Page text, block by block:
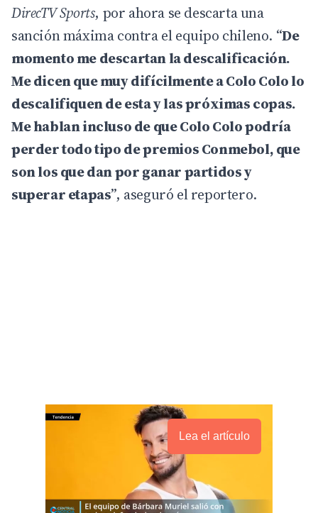
DirecTV Sports, por ahora se descarta una
sanción máxima contra el equipo chileno. “De
momento me descartan la descalificación.
Me dicen que muy difícilmente a Colo Colo lo
descalifiquen de esta y las próximas copas.
Me hablan incluso de queColo Colopodría
perder todo tipo de premios Conmebol, que
son los que dan por ganar partidos y
superar etapas”, aseguró el reportero.
Lea el artículo